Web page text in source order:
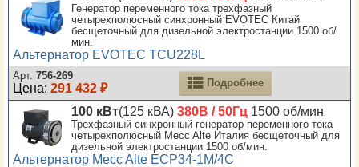
Генератор переменного тока трехфазный
четырехполюсный синхронный EVOTEC Китай
бесщеточный для дизельной электростанции 1500 об/
мин.
Альтернатор EVOTEC TCU228L
Арт. 756-269
Цена: 291 432 ₽ Подробнее
100 кВт(125 кВА) 380В / 50Гц 1500 об/мин
Трехфазный синхронный генератор переменного тока
четырехполюсный Mecc Alte Италия бесщеточный для
дизельной электростанции 1500 об/мин.
Альтернатор Mecc Alte ECP34-1M/4C